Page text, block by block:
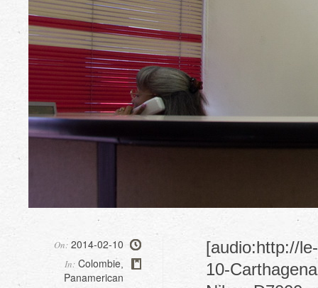
On: 2014-02-10
In: Colombie
Panamerican
[audio:http://
10-